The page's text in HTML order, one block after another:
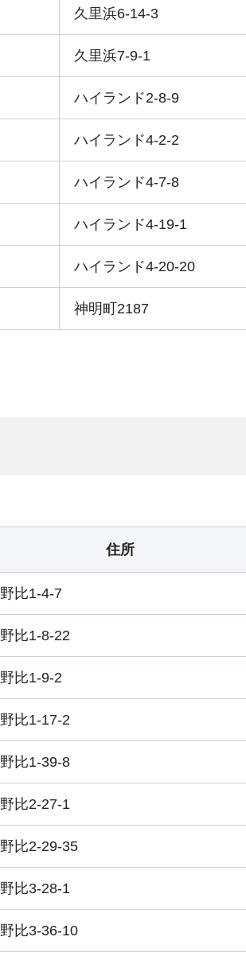
久里浜6-14-3
久里浜7-9-1
ハイランド2-8-9
ハイランド4-2-2
ハイランド4-7-8
ハイランド4-19-1
ハイランド4-20-20
神明町2187
住所
野比1-4-7
野比1-8-22
野比1-9-2
野比1-17-2
野比1-39-8
野比2-27-1
野比2-29-35
野比3-28-1
野比3-36-10